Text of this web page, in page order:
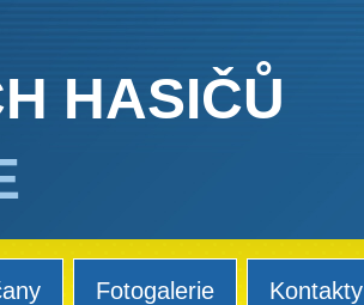
HASIČŮ
Fotogalerie Kontakty